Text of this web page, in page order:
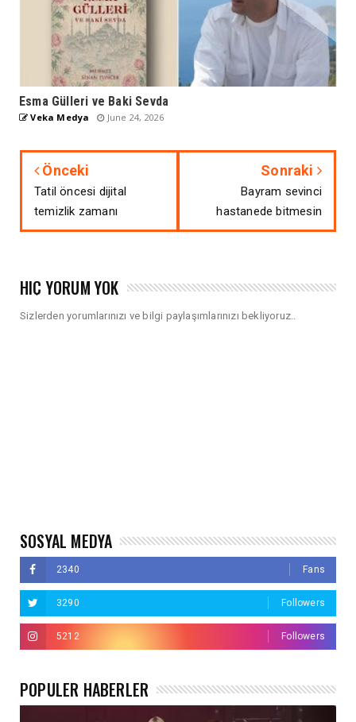
Esma Gülleri ve Baki Sevda
Veka Medya June 24, 2026
Önceki
Tatil öncesi dijital
temizlik zamanı
Sonraki
Bayram sevinci
hastanede bitmesin
HIÇ YORUM YOK
Sizlerden yorumlarınızı ve bilgi paylaşımlarınızı bekliyoruz..
SOSYAL MEDYA
2340 Fans
3290 Followers
5212 Followers
POPÜLER HABERLER